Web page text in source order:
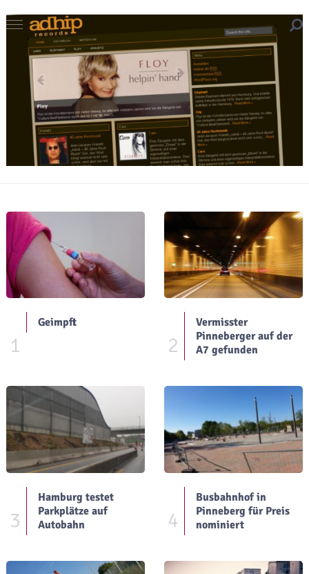
1
Geimpft
2
Vermisster
Pinneberger auf der
A7 gefunden
3
Hamburg testet
Parkplätze auf
Autobahn
4
Busbahnhof in
Pinneberg für Preis
nominiert